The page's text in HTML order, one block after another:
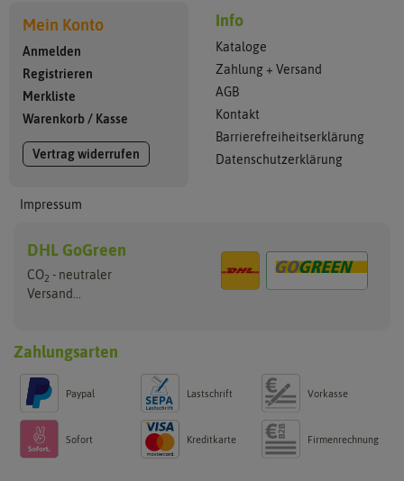
Mein Konto
Anmelden
Registrieren
Merkliste
Warenkorb / Kasse
Vertrag widerrufen
Impressum
Info
Kataloge
Zahlung + Versand
AGB
Kontakt
Barrierefreiheitserklärung
Datenschutzerklärung
DHL GoGreen
CO2 - neutraler
Versand...
Zahlungsarten
Paypal Lastschrift Vorkasse
Sofort Kreditkarte Firmenrechnung